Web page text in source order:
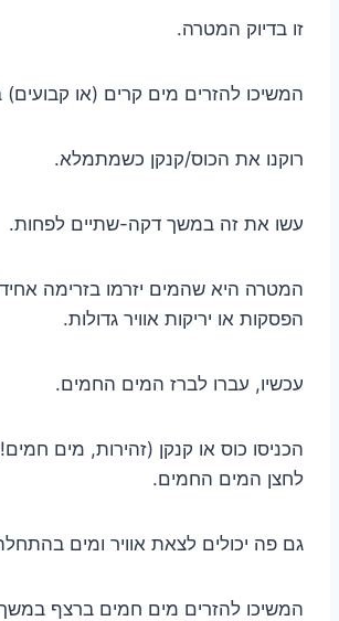
זו בדיוק המטרה.
המשיכו להזרים מים קרים (או
רוקנו את הכוס/קנקן כשמתמלא.
עשו את זה במשך דקה-שתיים לפחות.
המטרה היא שהמים יזרמו בזרימה
הפסקות או יריקות אוויר גדולות.
עכשיו, עברו לברז המים החמים.
הכניסו כוס או קנקן (זהירות, מים
לחצן המים החמים.
גם פה יכולים לצאת אוויר ומים
המשיכו להזרים מים חמים ברצף